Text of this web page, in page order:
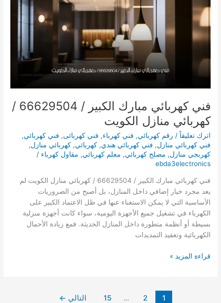
كهربائي
منازل
الكويت
فني كهربائي مبارك الكبير / 66629504 /
كهربائي منازل الكويت
اترك تعليقاً / رقم كهربائي, فني كهرباء, فني كهربائى, فني كهربائي,
فني كهربائي منازل, فني كهربائي هندي,كهربائي,كهربائي منازل,
كهربجي منازل, مصلح كهربائي, معلم كهربائي, مقاول كهرباء /
ebda3electronics
فني كهربائي مبارك الكبير / 66629504 / كهربائي منازل الكويت لم
يعد مجرد خيار إضافي داخل المنازل، بل أصبح من الضروريات
الأساسية التي لا يمكن الاستغناء عنها في ظل الاعتماد الكبير على
الكهرباء في تشغيل جميع الأجهزة اليومية، سواء كانت أجهزة منزلية
بسيطة أو أنظمة متطورة داخل المنازل الحديثة. فمع زيادة الأحمال
الكهربائية وتعقيد التمديدات
فني
قراءة المزيد »
1
2
…
15 التالي ←